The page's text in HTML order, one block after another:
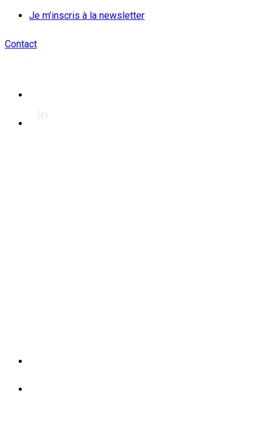
Je m’inscris à la newsletter
Contact